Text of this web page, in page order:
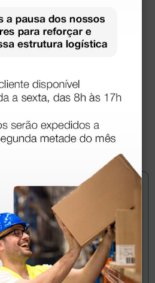
4 unidades